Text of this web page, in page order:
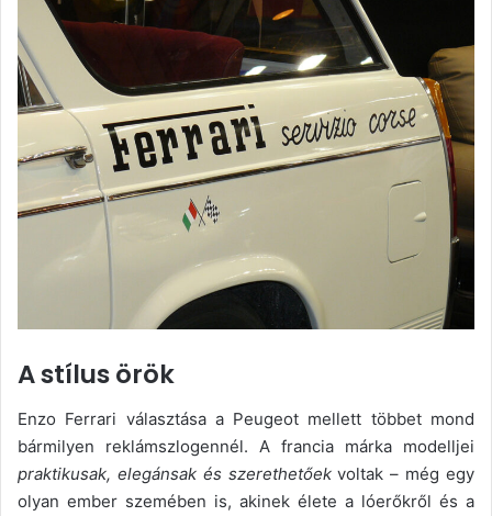
A stílus örök
Enzo Ferrari választása a Peugeot mellett többet mond
bármilyen reklámszlogennél. A francia márka modelljei
praktikusak, elegánsak és szerethetőekvoltak – még egy
olyan ember szemében is, akinek élete a lóerőkről és a